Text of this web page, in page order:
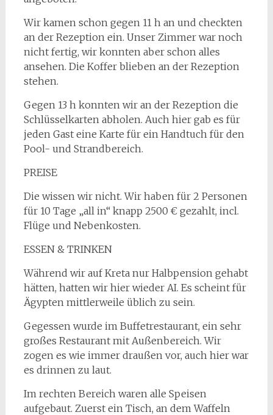
Wir kamen schon gegen 11 h an und checkten
an der Rezeption ein. Unser Zimmer war noch
nicht fertig, wir konnten aber schon alles
ansehen. Die Koffer blieben an der Rezeption
stehen.
Gegen 13 h konnten wir an der Rezeption die
Schlüsselkarten abholen. Auch hier gab es für
jeden Gast eine Karte für ein Handtuch für den
Pool- und Strandbereich.
PREISE
Die wissen wir nicht. Wir haben für 2 Personen
für 10 Tage „all in“ knapp 2500 € gezahlt, incl.
Flüge und Nebenkosten.
ESSEN & TRINKEN
Während wir auf Kreta nur Halbpension gehabt
hätten, hatten wir hier wieder AI. Es scheint für
Ägypten mittlerweile üblich zu sein.
Gegessen wurde im Buffetrestaurant, ein sehr
großes Restaurant mit Außenbereich. Wir
zogen es wie immer draußen vor, auch hier war
es drinnen zu laut.
Im rechten Bereich waren alle Speisen
aufgebaut. Zuerst ein Tisch, an dem Waffeln